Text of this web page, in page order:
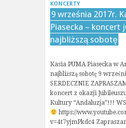
KONCERTY
9 września 2017r.
Piasecka – koncert
najbliższą sobotę
Kasia PUMA Piasecka w
najbliższą sobotę 9
SERDECZNIE
koncert z okazji
Kultury “Andaluzja”!!!
https://
v=4t7yjmPkdc4